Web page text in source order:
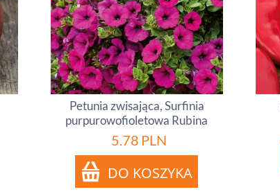
Petunia zwisająca, Surfinia
purpurowofioletowa Rubina
5.78 PLN